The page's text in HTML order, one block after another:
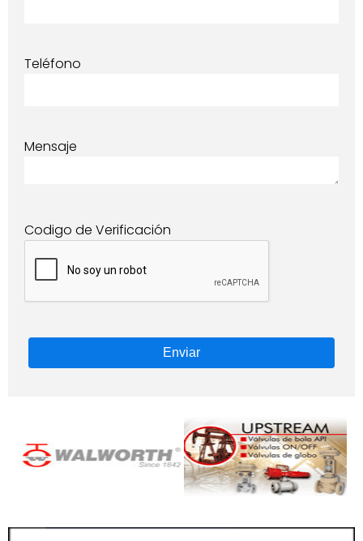
Teléfono
Mensaje
Codigo de Verificación
Enviar